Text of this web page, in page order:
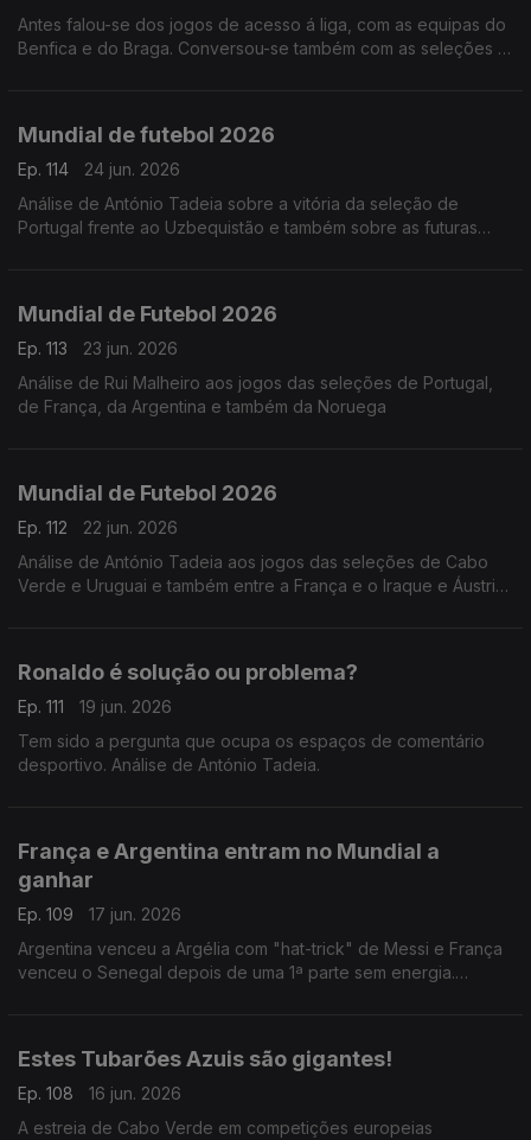
Antes falou-se dos jogos de acesso á liga, com as equipas do
Benfica e do Braga. Conversou-se também com as seleções já
Mundial de futebol 2026
Ep. 114
24 jun. 2026
Análise de António Tadeia sobre a vitória da seleção de
Portugal frente ao Uzbequistão e também sobre as futuras
Mundial de Futebol 2026
Ep. 113
23 jun. 2026
Análise de Rui Malheiro aos jogos das seleções de Portugal,
de França, da Argentina e também da Noruega
Mundial de Futebol 2026
Ep. 112
22 jun. 2026
Análise de António Tadeia aos jogos das seleções de Cabo
Verde e Uruguai e também entre a França e o Iraque e Áustria
Ronaldo é solução ou problema?
Ep. 111
19 jun. 2026
Tem sido a pergunta que ocupa os espaços de comentário
desportivo. Análise de António Tadeia.
França e Argentina entram no Mundial a
ganhar
Ep. 109
17 jun. 2026
Argentina venceu a Argélia com "hat-trick" de Messi e França
venceu o Senegal depois de uma 1ª parte sem energia.
Estes Tubarões Azuis são gigantes!
Ep. 108
16 jun. 2026
A estreia de Cabo Verde em competições europeias